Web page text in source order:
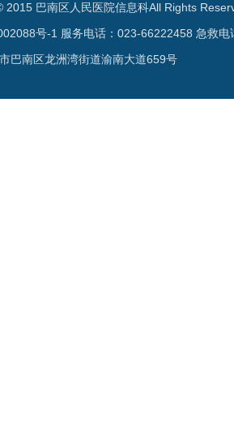
2015 巴南区人民医院信息科All Rights
号-1 服务电话：023-66222458 急救
巴南区龙洲湾街道渝南大道659号